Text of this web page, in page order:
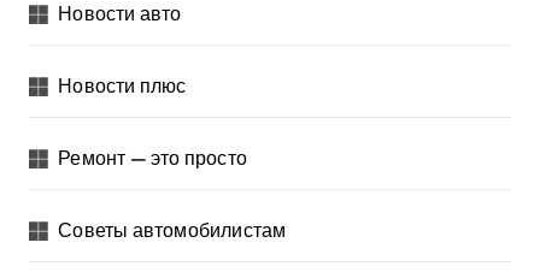
Новости авто
Новости плюс
Ремонт — это просто
Советы автомобилистам